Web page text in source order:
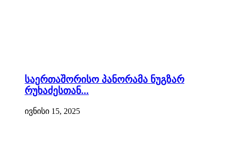
საერთაშორისო პანორამა ნუგზარ
რუხაძესთან...
ივნისი 15, 2025